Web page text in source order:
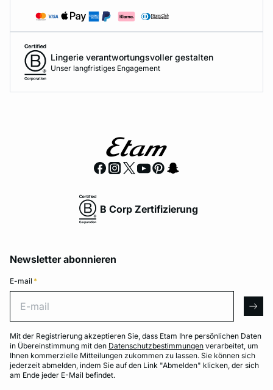
Lingerie verantwortungsvoller gestalten
Unser langfristiges Engagement
B Corp Zertifizierung
Newsletter abonnieren
E-mail *
Mit der Registrierung akzeptieren Sie, dass Etam Ihre persönlichen Daten
in Übereinstimmung mit den Datenschutzbestimmungen verarbeitet, um
Ihnen kommerzielle Mitteilungen zukommen zu lassen. Sie können sich
jederzeit abmelden, indem Sie auf den Link "Abmelden" klicken, der sich
am Ende jeder E-Mail befindet.